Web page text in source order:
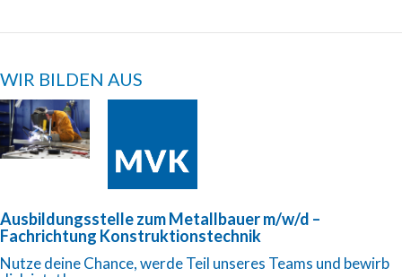
WIR BILDEN AUS
Ausbildungsstelle zum Metallbauer m/w/d –
Fachrichtung Konstruktionstechnik
Nutze deine Chance, werde Teil unseres Teams und bewirb